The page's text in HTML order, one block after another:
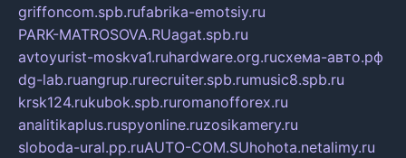
griffoncom.spb.rufabrika-emotsiy.ru
PARK-MATROSOVA.RUagat.spb.ru
avtoyurist-moskva1.ruhardware.org.ruсхема-авто.рф
dg-lab.ruangrup.rurecruiter.spb.rumusic8.spb.ru
krsk124.rukubok.spb.ruromanofforex.ru
analitikaplus.ruspyonline.ruzosikamery.ru
sloboda-ural.pp.ruAUTO-COM.SUhohota.netalimy.ru